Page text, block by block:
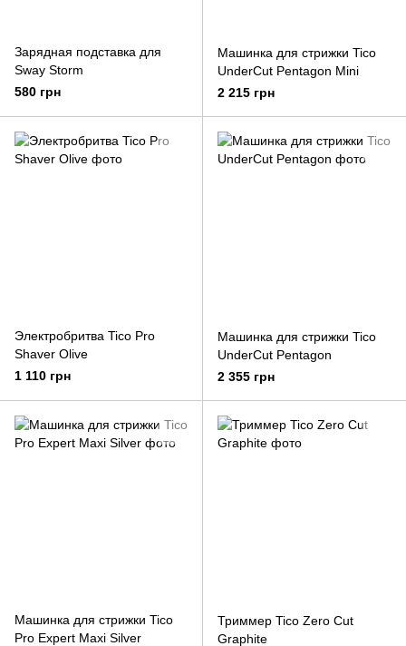
Зарядная подставка для
Sway Storm
580 грн
Машинка для стрижки Tico
UnderCut Pentagon Mini
2 215 грн
Электробритва Tico Pro
Shaver Olive
1 110 грн
Машинка для стрижки Tico
UnderCut Pentagon
2 355 грн
Машинка для стрижки Tico
Pro Expert Maxi Silver
Триммер Tico Zero Cut
Graphite